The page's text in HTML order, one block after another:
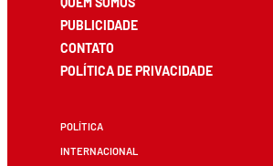
PUBLICIDADE
CONTATO
POLÍTICA DE PRIVACIDADE
POLÍTICA
INTERNACIONAL